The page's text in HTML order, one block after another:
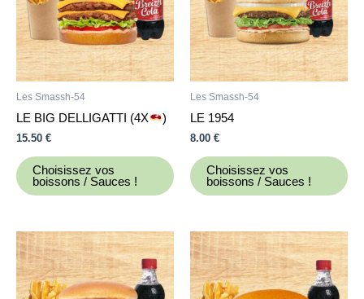
Les Smassh-54
LE BIG DELLIGATTI (4X )
15.50 €
Choisissez vos
boissons / Sauces !
Les Smassh-54
LE 1954
8.00 €
Choisissez vos
boissons / Sauces !